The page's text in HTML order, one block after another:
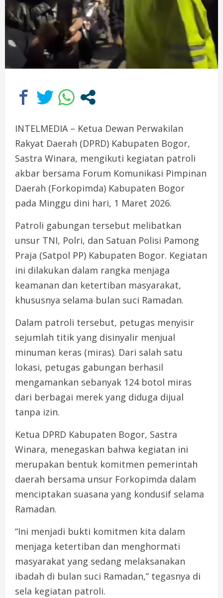
INTELMEDIA – Ketua Dewan Perwakilan
Rakyat Daerah (DPRD) Kabupaten Bogor,
Sastra Winara, mengikuti kegiatan patroli
akbar bersama Forum Komunikasi Pimpinan
Daerah (Forkopimda) Kabupaten Bogor
pada Minggu dini hari, 1 Maret 2026.
Patroli gabungan tersebut melibatkan
unsur TNI, Polri, dan Satuan Polisi Pamong
Praja (Satpol PP) Kabupaten Bogor. Kegiatan
ini dilakukan dalam rangka menjaga
keamanan dan ketertiban masyarakat,
khususnya selama bulan suci Ramadan.
Dalam patroli tersebut, petugas menyisir
sejumlah titik yang disinyalir menjual
minuman keras (miras). Dari salah satu
lokasi, petugas gabungan berhasil
mengamankan sebanyak 124 botol miras
dari berbagai merek yang diduga dijual
tanpa izin.
Ketua DPRD Kabupaten Bogor, Sastra
Winara, menegaskan bahwa kegiatan ini
merupakan bentuk komitmen pemerintah
daerah bersama unsur Forkopimda dalam
menciptakan suasana yang kondusif selama
Ramadan.
“Ini menjadi bukti komitmen kita dalam
menjaga ketertiban dan menghormati
masyarakat yang sedang melaksanakan
ibadah di bulan suci Ramadan,” tegasnya di
sela kegiatan patroli.